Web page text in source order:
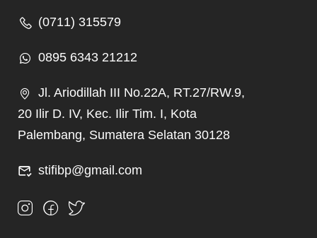
(0711) 315579
0895 6343 21212
Jl. Ariodillah III No.22A, RT.27/RW.9,
20 Ilir D. IV, Kec. Ilir Tim. I, Kota
Palembang, Sumatera Selatan 30128
stifibp@gmail.com